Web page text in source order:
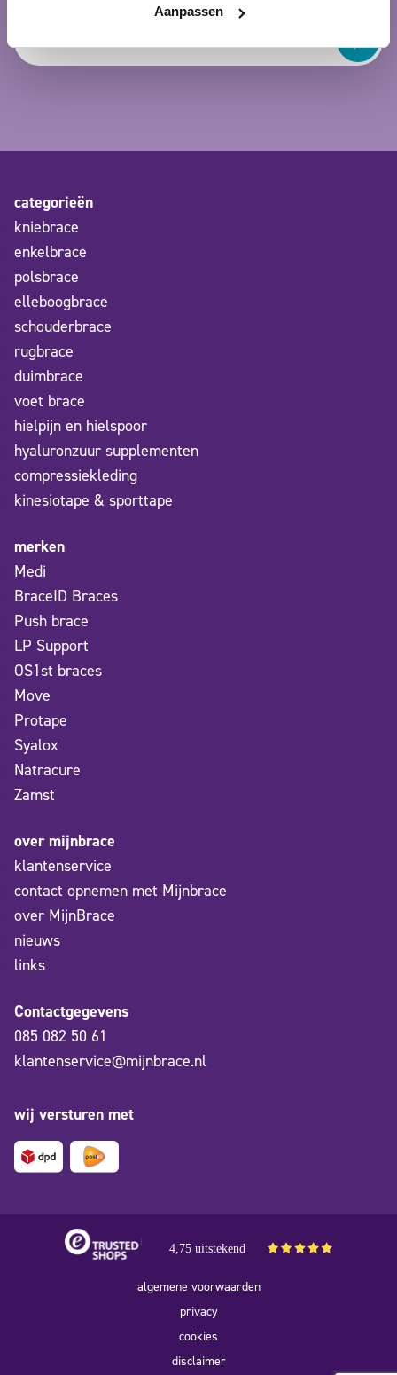
Aanpassen
categorieën
kniebrace
enkelbrace
polsbrace
elleboogbrace
schouderbrace
rugbrace
duimbrace
voet brace
hielpijn en hielspoor
hyaluronzuur supplementen
compressiekleding
kinesiotape & sporttape
merken
Medi
BraceID Braces
Push brace
LP Support
OS1st braces
Move
Protape
Syalox
Natracure
Zamst
over mijnbrace
klantenservice
contact opnemen met Mijnbrace
over MijnBrace
nieuws
links
Contactgegevens
085 082 50 61
klantenservice@mijnbrace.nl
wij versturen met
4,75 uitstekend
algemene voorwaarden
privacy
cookies
disclaimer